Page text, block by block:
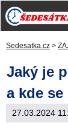
Sedesatka.cz >
Jaký je
a kde
27.03.2024